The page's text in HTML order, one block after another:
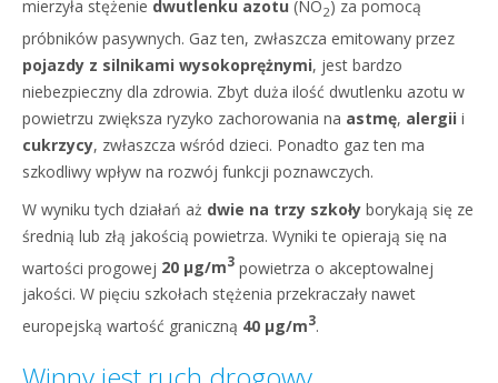
mierzyła stężenie dwutlenku azotu (NO2) za pomocą
próbników pasywnych. Gaz ten, zwłaszcza emitowany przez
pojazdy z silnikami wysokoprężnymi, jest bardzo
niebezpieczny dla zdrowia. Zbyt duża ilość dwutlenku azotu w
powietrzu zwiększa ryzyko zachorowania na astmę, alergii i
cukrzycy, zwłaszcza wśród dzieci. Ponadto gaz ten ma
szkodliwy wpływ na rozwój funkcji poznawczych.
W wyniku tych działań aż dwie na trzy szkoły borykają się ze
średnią lub złą jakością powietrza. Wyniki te opierają się na
wartości progowej 20 μg/m3 powietrza o akceptowalnej
jakości. W pięciu szkołach stężenia przekraczały nawet
europejską wartość graniczną 40 μg/m3.